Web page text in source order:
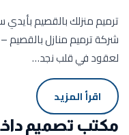
ترميم منزلك بالقصيم
شركة ترميم منازل بالقصيم
لعقود في قلب نجد…
اقرأ المزيد
مكتب تصميم